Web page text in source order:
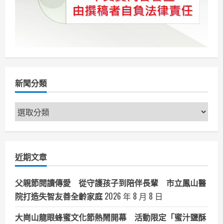
隊
出
新聞分類
新
聞
近期文章
父親節閱讀傳愛 從守護孩子到陪伴長輩 市立鳳山醫
院打造失智友善全齡家庭 2026 年 8 月 8 日
大崗山龍眼蜂蜜文化節熱鬧開幕 活動限定「蜜汁鹽酥